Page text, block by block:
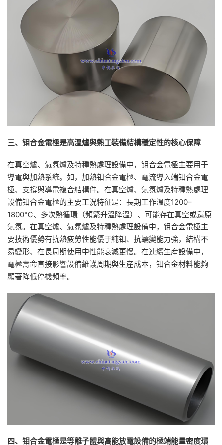
三、钼合金電極是高溫爐與熱工裝備結構穩定性的核心保障
在真空爐、氣氛爐及特種熱處理設備中，钼合金電極主要用于
導電與加熱系統。如，加熱钼合金電極、電流導入端钼合金電
極、支撐與導電複合結構件。在真空爐、氣氛爐及特種熱處理
設備钼合金電極的主要工況特征是：長期工作溫度1200–
1800℃、多次熱循環（頻繁升溫降溫）、可能存在真空或還原
氣氛。在真空爐、氣氛爐及特種熱處理設備中，钼合金電極主
要技術優勢有抗熱疲勞性能優于純钼、抗蠕變能力強，結構不
易變形、在長周期使用中性能衰減更慢。在連續生産設備中，
電極壽命直接影響設備維護周期與生産成本，钼合金材料能夠
顯著降低停機頻率。
四、钼合金電極是等離子體與高能放電設備的極端能量密度環